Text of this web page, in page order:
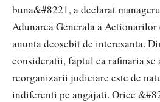
buna&#8221, a declarat
Adunarea Generala a
anunta deosebit de interesanta.
consideratii, faptul ca rafinaria se
reorganizarii judiciare este de
indiferenti pe angajati. Orice